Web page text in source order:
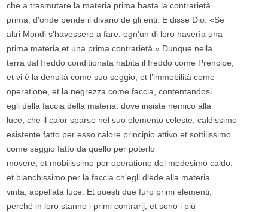
che a trasmutare la materia prima basta la contrarietà
prima, d'onde pende il divario de gli enti. E disse Dio: «Se
altri Mondi s'havessero a fare, ogn'un di loro haverìa una
prima materia et una prima contrarietà.» Dunque nella
terra dal freddo conditionata habita il freddo come Prencipe,
et vi è la densità come suo seggio, et l’immobilità come
operatione, et la negrezza come faccia, contentandosi
egli della faccia della materia: dove insiste nemico alla
luce, che il calor sparse nel suo elemento celeste, caldissimo
esistente fatto per esso calore principio attivo et sottilissimo
come seggio fatto da quello per poterlo
movere, et mobilissimo per operatione del medesimo caldo,
et bianchissimo per la faccia ch'egli diede alla materia
vinta, appellata luce. Et questi due furo primi elementi,
perché in loro stanno i primi contrarij; et sono i più